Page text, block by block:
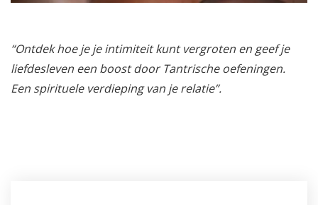
“Ontdek hoe je je intimiteit kunt vergroten en geef je
liefdesleven een boost door Tantrische oefeningen.
Een spirituele verdieping van je relatie”.